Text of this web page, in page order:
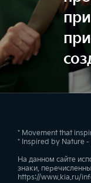
* Movement that
* Inspired by Nature
На данном сайте
знаки,
https://www.kia.ru/